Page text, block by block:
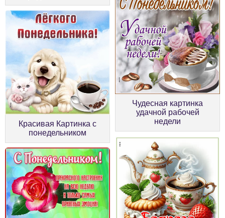
Красивая Картинка с
понедельником
Чудесная картинка
удачной рабочей
недели